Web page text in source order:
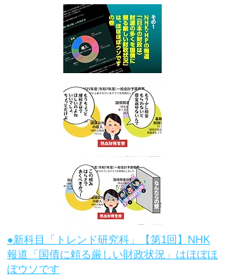
●新科目「トレンド研究科」【第1回】NHK
報道「国債に頼る厳しい財政状況」はほぼほ
ぼウソです